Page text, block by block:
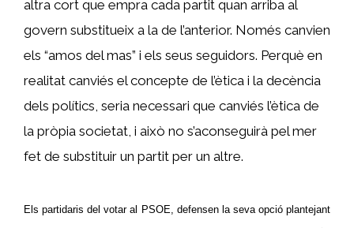
altra cort que empra cada partit quan arriba al
govern substitueix a la de l’anterior. Només canvien
els “amos del mas” i els seus seguidors. Perquè en
realitat canviés el concepte de l’ètica i la decència
dels polítics, seria necessari que canviés l’ètica de
la pròpia societat, i això no s’aconseguirà pel mer
fet de substituir un partit per un altre.
Els partidaris del votar al PSOE, defensen la seva opció plantejant